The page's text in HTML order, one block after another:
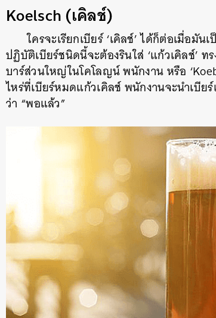
Koelsch (เคิลช์)
ใครจะเรียกเบียร์ ‘เคิลช์’ ได้ก็ต่อเมื่อมั
ปฏิบัติเบียร์ชนิดนี้จะต้องรินใส่ ‘แก้วเคิลช์’ ท
บาร์ส่วนใหญ่ในโคโลญน์ พนักงาน หรือ
ไหร่ที่เบียร์หมดแก้วเคิลช์ พนักงานจะนำเบีย
ว่า “พอแล้ว”